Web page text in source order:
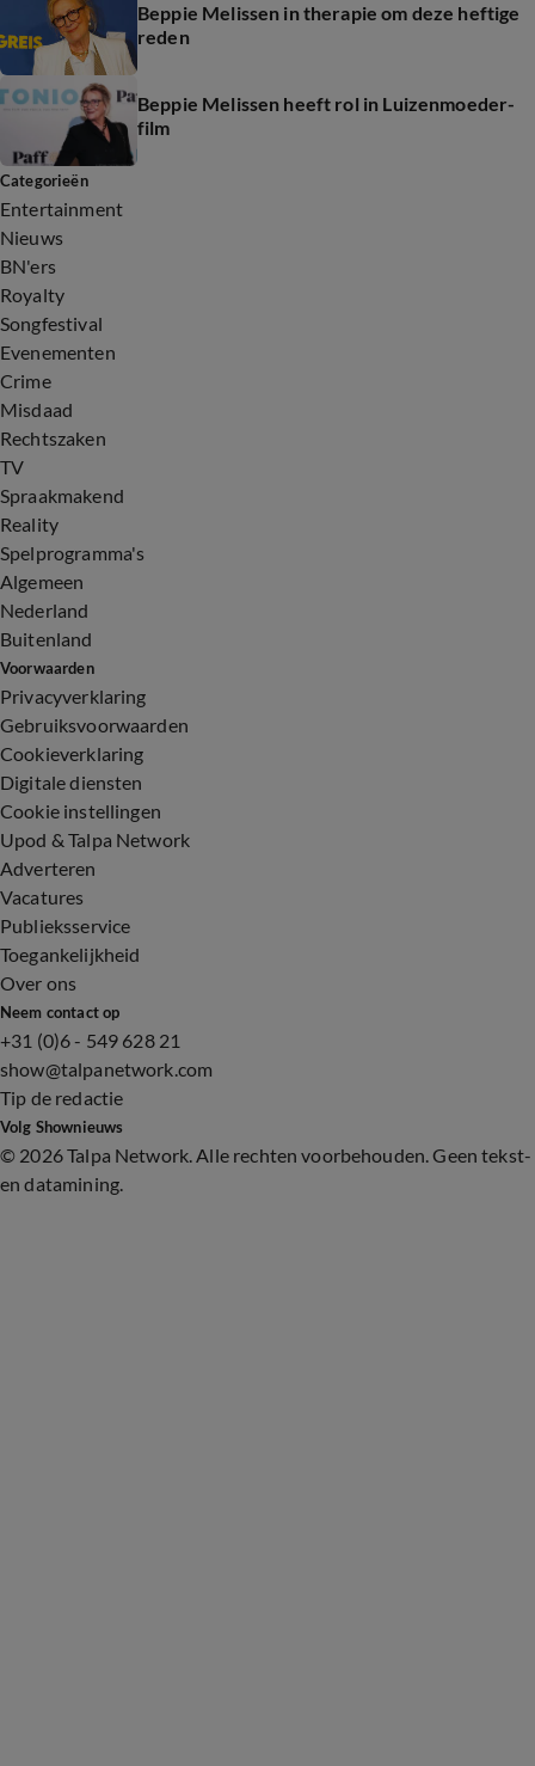
Beppie Melissen in therapie om deze heftige
reden
Beppie Melissen heeft rol in Luizenmoeder-
film
Categorieën
Entertainment
Nieuws
BN'ers
Royalty
Songfestival
Evenementen
Crime
Misdaad
Rechtszaken
TV
Spraakmakend
Reality
Spelprogramma's
Algemeen
Nederland
Buitenland
Voorwaarden
Privacyverklaring
Gebruiksvoorwaarden
Cookieverklaring
Digitale diensten
Cookie instellingen
Upod & Talpa Network
Adverteren
Vacatures
Publieksservice
Toegankelijkheid
Over ons
Neem contact op
+31 (0)6 - 549 628 21
show@talpanetwork.com
Tip de redactie
Volg Shownieuws
© 2026 Talpa Network. Alle rechten voorbehouden. Geen tekst-
en datamining.